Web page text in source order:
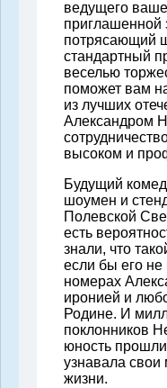
ведущего
приглашенной
потрясающий
стандартный
веселью
поможет вам
из лучших
Александром
высоком и
Будущий
шоумен и
Полевской
есть
знали, что
если бы его не
номерах
иронией и
Родине. И
поклонников
юность
узнавала свои
жизни.